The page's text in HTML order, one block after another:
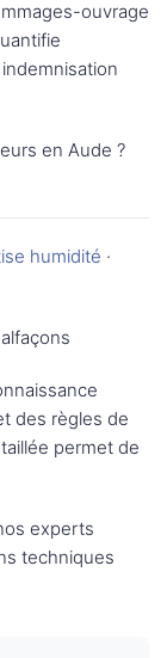
ouvrage
en Aude ?
humidité ·
des règles de
permet de
experts
techniques